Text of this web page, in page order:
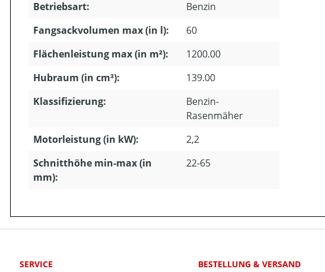
Betriebsart:
Benzin
Fangsackvolumen max (in l):
60
Flächenleistung max (in m²):
1200.00
Hubraum (in cm³):
139.00
Klassifizierung:
Benzin-
Rasenmäher
Motorleistung (in kW):
2,2
Schnitthöhe min-max (in
mm):
22-65
SERVICE
BESTELLUNG & VERSAND